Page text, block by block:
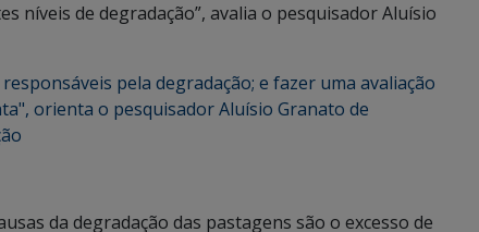
níveis de degradação”, avalia o pesquisador Aluísio
da degradação das pastagens são o excesso de